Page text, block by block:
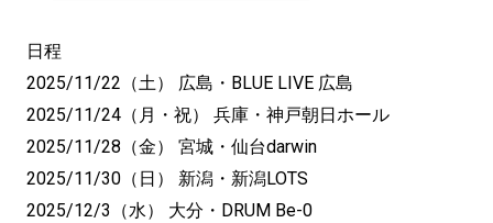
日程
2025/11/22（土） 広島・BLUE LIVE 広島
2025/11/24（月・祝） 兵庫・神戸朝日ホール
2025/11/28（金） 宮城・仙台darwin
2025/11/30（日） 新潟・新潟LOTS
2025/12/3（水） 大分・DRUM Be-0